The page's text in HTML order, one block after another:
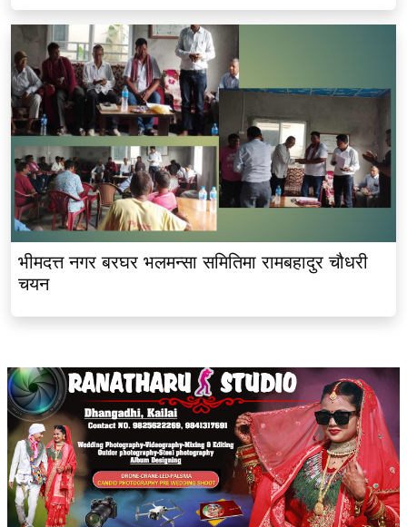
भीमदत्त नगर बरघर भलमन्सा समितिमा रामबहादुर चौधरी
चयन